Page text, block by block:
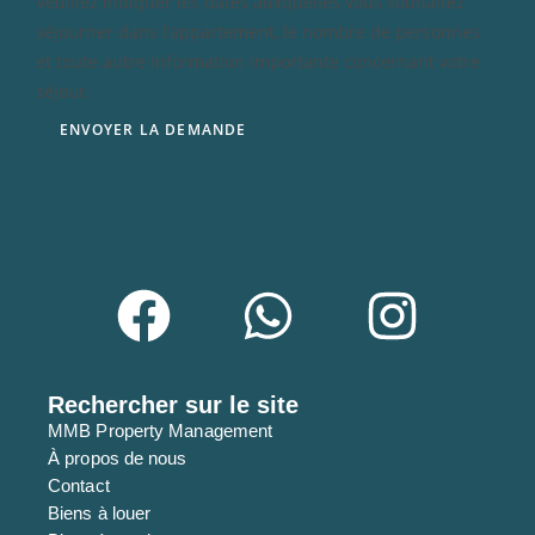
e
s
s
séjourner dans l’appartement, le nombre de personnes
et toute autre information importante concernant votre
séjour.
ENVOYER LA DEMANDE
Rechercher sur le site
MMB Property Management
À propos de nous
Contact
Biens à louer